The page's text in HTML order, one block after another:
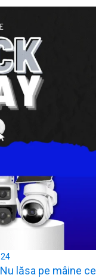
lăsa pe mâine ce